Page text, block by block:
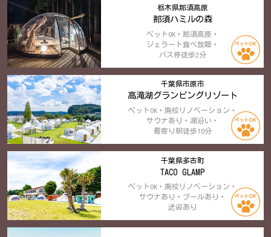
栃木県那須高原
那須ハミルの森
ペットOK・那須高原・
ジェラート食べ放題・
バス停徒歩2分
千葉県市原市
高滝湖グランピングリゾート
ペットOK・廃校リノベーション・
サウナあり・湖沿い・
最寄り駅徒歩10分
千葉県多古町
TACO GLAMP
ペットOK・廃校リノベーション・
サウナあり・プールあり・
送迎あり